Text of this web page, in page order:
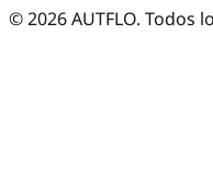
©2026AUTFLO. Todos